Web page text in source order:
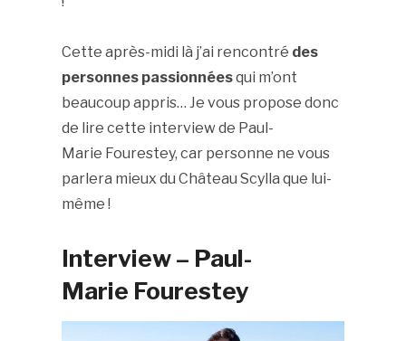
Cette après-midi là j’ai rencontré des
personnes passionnéesqui m’ont
beaucoup appris… Je vous propose donc
de lire cette interview de Paul-
Marie Fourestey, car personne ne vous
parlera mieux du Château Scylla que lui-
même !
Interview – Paul-
Marie Fourestey